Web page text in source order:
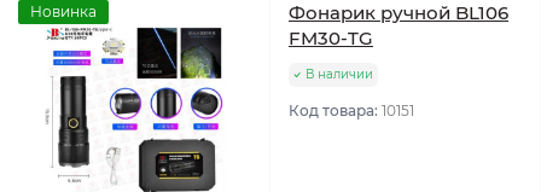
Новинка
Фонарик ручной BL106
FM30-TG
В наличии
Код товара: 10151